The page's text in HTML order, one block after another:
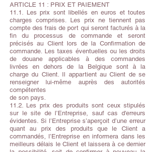
ARTICLE 11 : PRIX ET PAIEMENT
11.1. Les prix sont libellés en euros et toutes
charges comprises. Les prix ne tiennent pas
compte des frais de port qui seront facturés à la
fin du processus de commande et seront
précisés au Client lors de la Confirmation de
commande. Les taxes éventuelles ou les droits
de douane applicables à des commandes
livrées en dehors de la Belgique sont à la
charge du Client. Il appartient au Client de se
renseigner lui-même auprès des autorités
compétentes
de son pays.
11.2. Les prix des produits sont ceux stipulés
sur le site de l’Entreprise, sauf cas d'erreurs
évidentes. Si l’Entreprise s’aperçoit d’une erreur
quant au prix des produits que le Client a
commandés, l’Entreprise en informera dans les
meilleurs délais le Client et laissera à ce dernier